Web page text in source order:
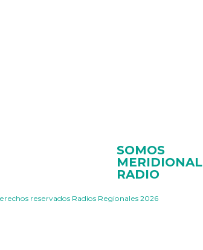
SOMOS
MERIDIONAL
RADIO
reservados Radios Regionales 2026